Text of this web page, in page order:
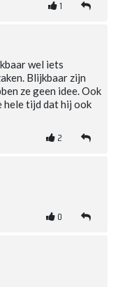
1
wel iets
Blijkbaar zijn
ze geen idee. Ook
hele tijd dat hij ook
2
0